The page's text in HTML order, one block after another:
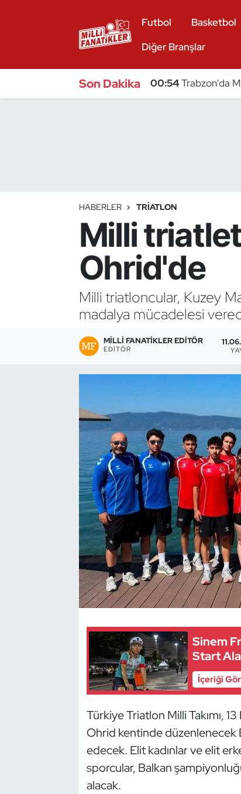
Futbol Basketbol
Diğer Branşlar
Son Dakika 00:54Trabzon'da
HABERLER TRIATLON
Milli
Ohrid'de
Milli triatloncular, Kuzey
madalya mücadelesi
MILLI FANATIKLER EDITÖR
EDITÖR
Sinem
Start
İçeriği
Türkiye Triatlon Milli Takımı,
Ohrid kentinde düzenlenecek
edecek. Elit kadınlar ve elit
sporcular, Balkan
alacak.
Bocce Bowling Dart
Buz Hokeyi
Çim Hokeyi
Cimnastik
Dans Sporları
Dövüş Sanatı